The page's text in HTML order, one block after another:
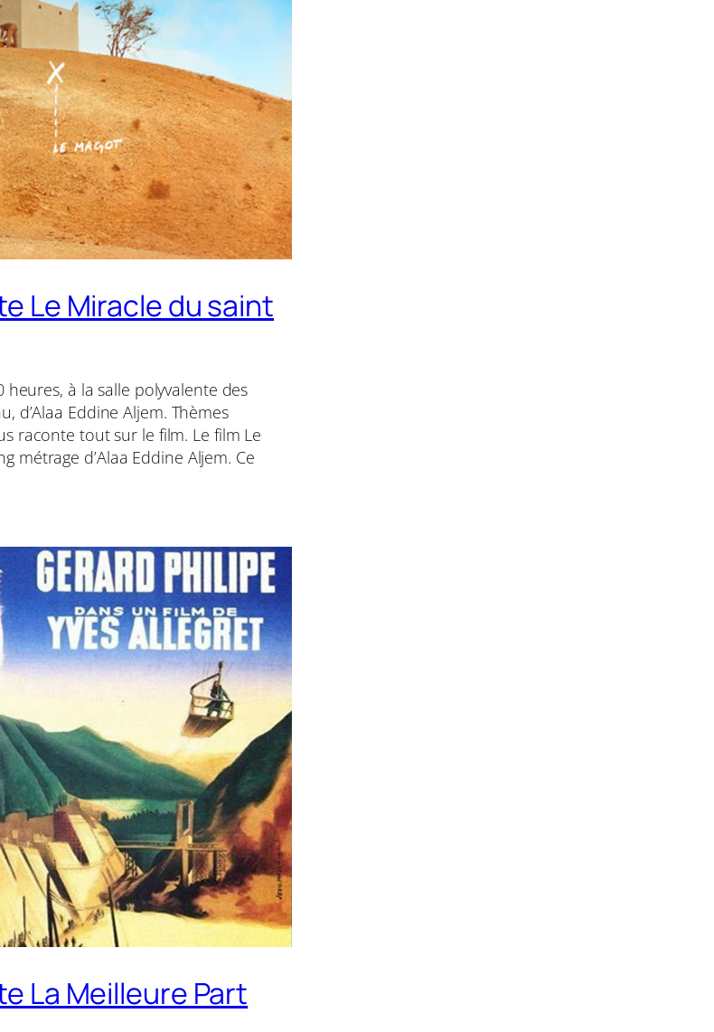
Le Miracle du saint
à la salle polyvalente des
d’Alaa Eddine Aljem. Thèmes
raconte tout sur le film. Le film Le
d’Alaa Eddine Aljem. Ce
La Meilleure Part